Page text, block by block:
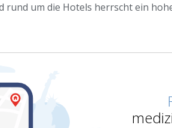
rund um die Hotels herrscht ein